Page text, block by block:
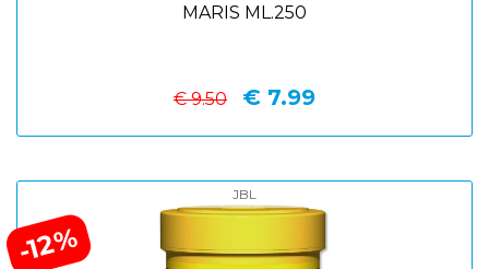
MARIS ML.250
€ 9.50 € 7.99
-12%
JBL